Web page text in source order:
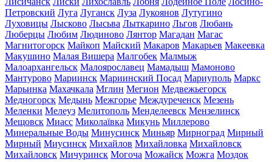
Петровский Луга Луганск Луза Лукоянов Лутугино
Луховицы Лысково Лысьва Лыткарино Льгов Любань
Люберцы Любим Людиново Лянтор Магадан Магас
Магнитогорск Майкоп Майский Макаров Макарьев Макеевка
Макушино Малая Вишера Малгобек Малмыж
Малоархангельск Малоярославец Мамадыш Мамоново
Мантурово Мариинск Мариинский Посад Мариуполь Маркс
Марьинка Махачкала Мглин Мегион Медвежьегорск
Медногорск Медынь Межгорье Междуреченск Мезень
Меленки Мелеуз Мелитополь Менделеевск Мензелинск
Мещовск Миасс Миколаївка Микунь Миллерово
Минеральные Воды Минусинск Миньяр Мирноград Мирный
Мирный Миусинск Михайлов Михайловка Михайловск
Михайловск Мичуринск Могоча Можайск Можга Моздок